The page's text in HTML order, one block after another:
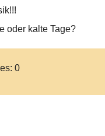
oder kalte Tage?
0